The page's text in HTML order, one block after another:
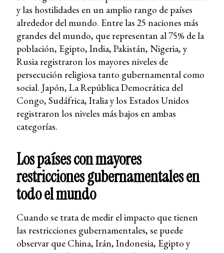
y las hostilidades en un amplio rango de países
alrededor del mundo. Entre las 25 naciones más
grandes del mundo, que representan al 75% de la
población, Egipto, India, Pakistán, Nigeria, y
Rusia registraron los mayores niveles de
persecución religiosa tanto gubernamental como
social. Japón, La República Democrática del
Congo, Sudáfrica, Italia y los Estados Unidos
registraron los niveles más bajos en ambas
categorías.
Los países con mayores
restricciones gubernamentales en
todo el mundo
Cuando se trata de medir el impacto que tienen
las restricciones gubernamentales, se puede
observar que China, Irán, Indonesia, Egipto y